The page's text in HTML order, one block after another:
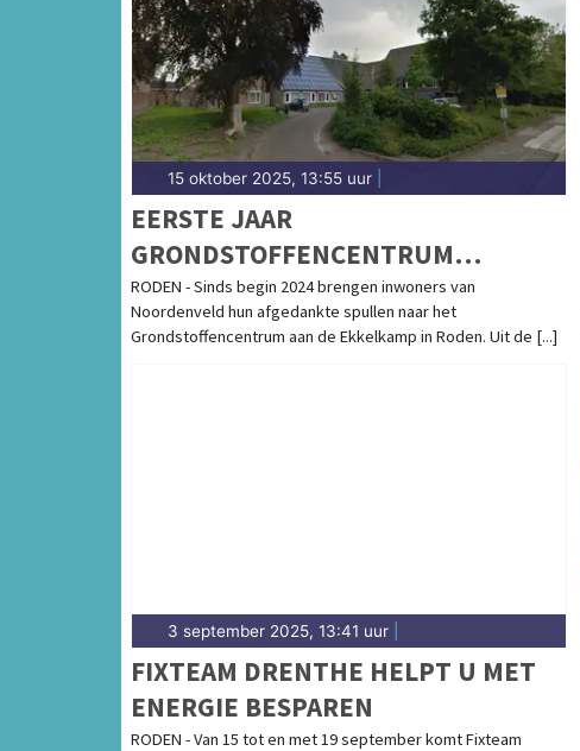
15 oktober 2025, 13:55 uur
EERSTE JAAR
GRONDSTOFFENCENTRUM
NOORDENVELD GROOT SUCCES
RODEN - Sinds begin 2024 brengen inwoners van
Noordenveld hun afgedankte spullen naar het
Grondstoffencentrum aan de Ekkelkamp in Roden. Uit de [...]
3 september 2025, 13:41 uur
FIXTEAM DRENTHE HELPT U MET
ENERGIE BESPAREN
RODEN - Van 15 tot en met 19 september komt Fixteam